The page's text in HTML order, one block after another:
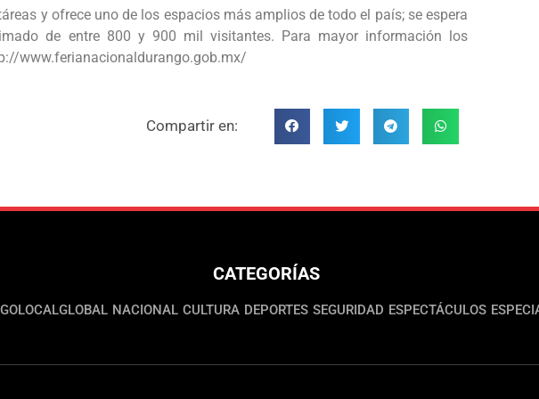
y ofrece uno de los espacios más amplios de todo el país; se espera
de entre 800 y 900 mil visitantes. Para mayor información los
www.ferianacionaldurango.gob.mx/
Compartir en:
CATEGORÍAS
LOCALGLOBAL NACIONAL CULTURA DEPORTES SEGURIDAD ESPECTÁCULOS